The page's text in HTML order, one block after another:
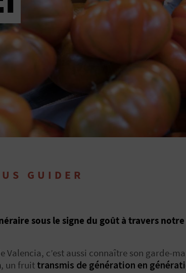
GUIDER
sous le signe du goût à travers
Valencia, c’est aussi connaître son garde-
, un fruit transmis de génération en